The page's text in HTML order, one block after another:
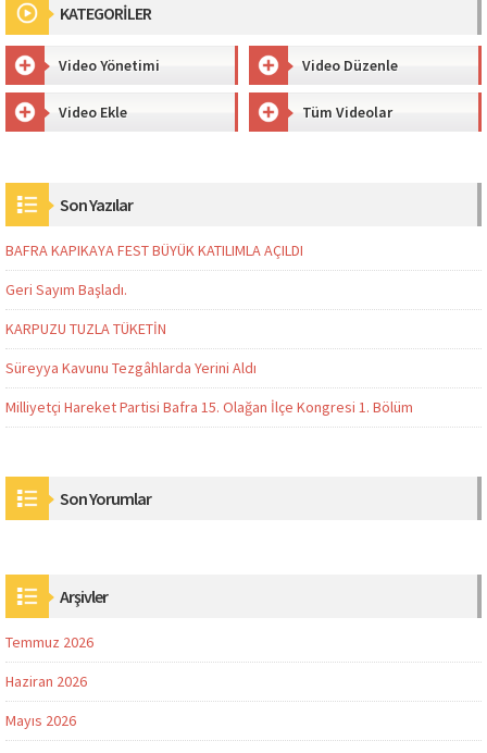
KATEGORİLER
Video Yönetimi Video Düzenle
Video Ekle Tüm Videolar
Son Yazılar
BAFRA KAPIKAYA FEST BÜYÜK KATILIMLA AÇILDI
Geri Sayım Başladı.
KARPUZU TUZLA TÜKETİN
Süreyya Kavunu Tezgâhlarda Yerini Aldı
Milliyetçi Hareket Partisi Bafra 15. Olağan İlçe Kongresi 1. Bölüm
Son Yorumlar
Arşivler
Temmuz 2026
Haziran 2026
Mayıs 2026